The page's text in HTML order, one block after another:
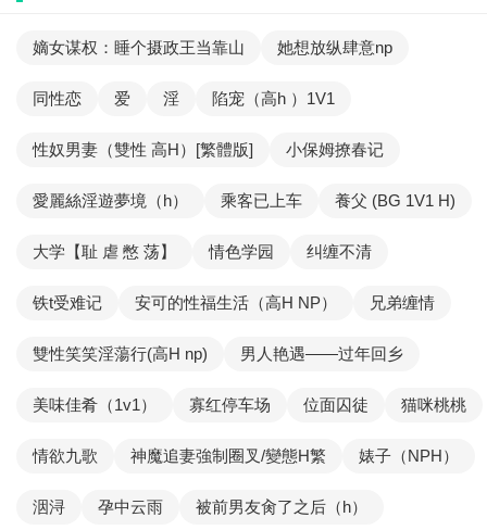
嫡女谋权：睡个摄政王当靠山 她想放纵肆意np
同性恋 爱 淫 陷宠（高h ）1V1
性奴男妻（雙性 高H）[繁體版] 小保姆撩春记
愛麗絲淫遊夢境（h） 乘客已上车 養父 (BG 1V1 H)
大学【耻 虐 憋 荡】 情色学园 纠缠不清
铁t受难记 安可的性福生活（高H NP） 兄弟缠情
雙性笑笑淫蕩行(高H np) 男人艳遇——过年回乡
美味佳肴（1v1） 寡红停车场 位面囚徒 猫咪桃桃
情欲九歌 神魔追妻強制圈叉/變態H繁 婊子（NPH）
洇浔 孕中云雨 被前男友肏了之后（h）